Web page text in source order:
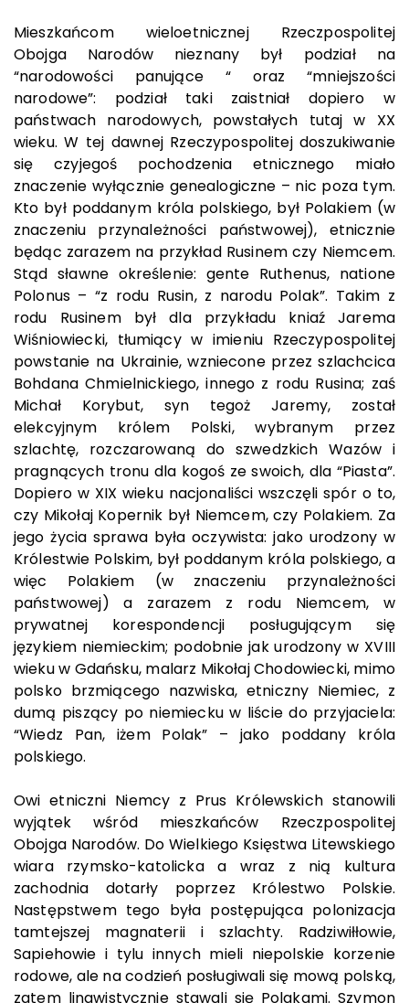
Mieszkańcom wieloetnicznej Rzeczpospolitej
Obojga Narodów nieznany był podział na
“narodowości panujące “ oraz “mniejszości
narodowe”: podział taki zaistniał dopiero w
państwach narodowych, powstałych tutaj w XX
wieku. W tej dawnej Rzeczypospolitej doszukiwanie
się czyjegoś pochodzenia etnicznego miało
znaczenie wyłącznie genealogiczne – nic poza tym.
Kto był poddanym króla polskiego, był Polakiem (w
znaczeniu przynależności państwowej), etnicznie
będąc zarazem na przykład Rusinem czy Niemcem.
Stąd sławne określenie: gente Ruthenus, natione
Polonus – “z rodu Rusin, z narodu Polak”. Takim z
rodu Rusinem był dla przykładu kniaź Jarema
Wiśniowiecki, tłumiący w imieniu Rzeczypospolitej
powstanie na Ukrainie, wzniecone przez szlachcica
Bohdana Chmielnickiego, innego z rodu Rusina; zaś
Michał Korybut, syn tegoż Jaremy, został
elekcyjnym królem Polski, wybranym przez
szlachtę, rozczarowaną do szwedzkich Wazów i
pragnących tronu dla kogoś ze swoich, dla “Piasta”.
Dopiero w XIX wieku nacjonaliści wszczęli spór o to,
czy Mikołaj Kopernik był Niemcem, czy Polakiem. Za
jego życia sprawa była oczywista: jako urodzony w
Królestwie Polskim, był poddanym króla polskiego, a
więc Polakiem (w znaczeniu przynależności
państwowej) a zarazem z rodu Niemcem, w
prywatnej korespondencji posługującym się
językiem niemieckim; podobnie jak urodzony w XVIII
wieku w Gdańsku, malarz Mikołaj Chodowiecki, mimo
polsko brzmiącego nazwiska, etniczny Niemiec, z
dumą piszący po niemiecku w liście do przyjaciela:
“Wiedz Pan, iżem Polak” – jako poddany króla
polskiego.
Owi etniczni Niemcy z Prus Królewskich stanowili
wyjątek wśród mieszkańców Rzeczpospolitej
Obojga Narodów. Do Wielkiego Księstwa Litewskiego
wiara rzymsko-katolicka a wraz z nią kultura
zachodnia dotarły poprzez Królestwo Polskie.
Następstwem tego była postępująca polonizacja
tamtejszej magnaterii i szlachty. Radziwiłłowie,
Sapiehowie i tylu innych mieli niepolskie korzenie
rodowe, ale na codzień posługiwali się mową polską,
zatem lingwistycznie stawali się Polakami. Szymon